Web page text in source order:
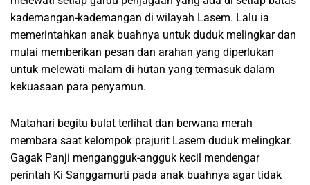
kademangan-kademangan di wilayah Lasem. Lalu ia
memerintahkan anak buahnya untuk duduk melingkar dan
mulai memberikan pesan dan arahan yang diperlukan
untuk melewati malam di hutan yang termasuk dalam
kekuasaan para penyamun.
Matahari begitu bulat terlihat dan berwana merah
membara saat kelompok prajurit Lasem duduk melingkar.
Gagak Panji mengangguk-angguk kecil mendengar
perintah Ki Sanggamurti pada anak buahnya agar tidak